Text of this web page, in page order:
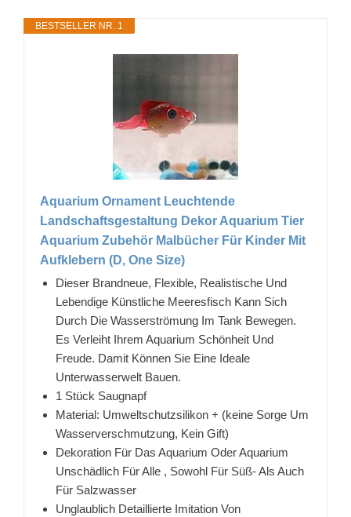
BESTSELLER NR. 1
Aquarium Ornament Leuchtende
Landschaftsgestaltung Dekor Aquarium Tier
Aquarium Zubehör Malbücher Für Kinder Mit
Aufklebern (D, One Size)
Dieser Brandneue, Flexible, Realistische Und
Lebendige Künstliche Meeresfisch Kann Sich
Durch Die Wasserströmung Im Tank Bewegen.
Es Verleiht Ihrem Aquarium Schönheit Und
Freude. Damit Können Sie Eine Ideale
Unterwasserwelt Bauen.
1 Stück Saugnapf
Material: Umweltschutzsilikon + (keine Sorge Um
Wasserverschmutzung, Kein Gift)
Dekoration Für Das Aquarium Oder Aquarium
Unschädlich Für Alle , Sowohl Für Süß- Als Auch
Für Salzwasser
Unglaublich Detaillierte Imitation Von